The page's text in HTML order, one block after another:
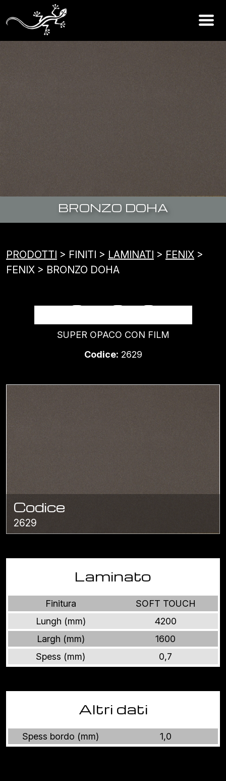
BRONZO DOHA
PRODOTTI > FINITI > LAMINATI > FENIX >
FENIX > BRONZO DOHA
BRONZO DOHA
SUPER OPACO CON FILM
Codice: 2629
Codice
2629
Laminato
Finitura
SOFT TOUCH
Lungh (mm)
4200
Largh (mm)
1600
Spess (mm)
0,7
Altri dati
Spess bordo (mm) 1,0